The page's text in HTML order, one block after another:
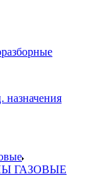
назначения
ГАЗОВЫЕ